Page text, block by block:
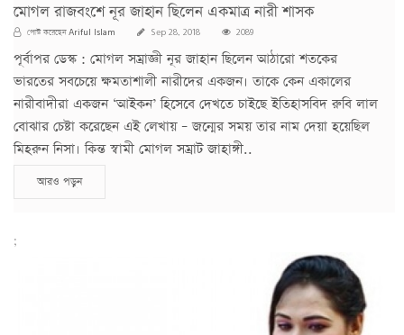
মোগল রাজবংশে নূর জাহান ছিলেন একমাত্র নারী শাসক
পোস্ট করেছেনAriful Islam Sep 28, 2018 2089
পূর্বাপর ডেস্ক : মোগল সম্রাজ্ঞী নূর জাহান ছিলেন আঠারো শতকের
ভারতের সবচেয়ে ক্ষমতাশালী নারীদের একজন। তাকে কেন একালের
নারীবাদীরা একজন ‘আইকন’ হিসেবে দেখতে চাইছে ইতিহাসবিদ রুবি লাল
বোঝার চেষ্টা করেছেন এই লেখায় – জন্মের সময় তার নাম দেয়া হয়েছিল
মিহরুন নিসা। কিন্ত স্বামী মোগল সম্রাট জাহাঙ্গী..
আরও পড়ুন
;